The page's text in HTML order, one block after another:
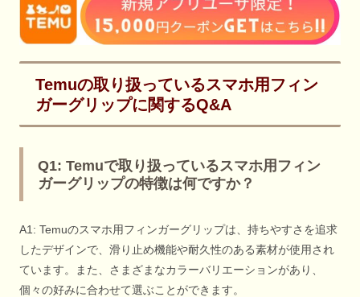
Temuの取り扱っているスマホ用フィン
ガーグリップに関するQ&A
Q1: Temuで取り扱っているスマホ用フィン
ガーグリップの特徴は何ですか？
A1: Temuのスマホ用フィンガーグリップは、持ちやすさを追求
したデザインで、滑り止め機能や耐久性のある素材が使用され
ています。また、さまざまなカラーバリエーションがあり、
個々の好みに合わせて選ぶことができます。